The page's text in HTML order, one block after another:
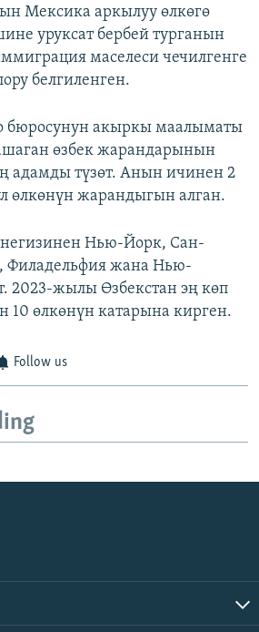
Мексика аркылуу өлкөгө
уруксат бербей турганын
маселеси чечилгенге
белгиленген.
бюросунун акыркы маалыматы
өзбек жарандарынын
адамды түзөт. Анын ичинен 2
өлкөнүн жарандыгын алган.
Нью-Йорк, Сан-
Филадельфия жана Нью-
жылы Өзбекстан эң көп
10 өлкөнүн катарына кирген.
Follow us